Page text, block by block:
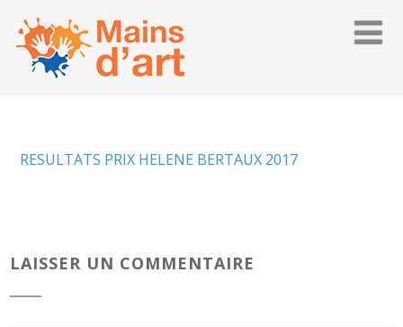
RESULTATS PRIX HELENE BERTAUX 2017
LAISSER UN COMMENTAIRE